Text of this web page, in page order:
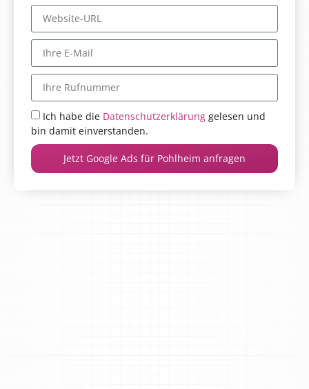
Ich habe die Datenschutzerklärung gelesen und
bin damit einverstanden.
Jetzt Google Ads für Pohlheim anfragen